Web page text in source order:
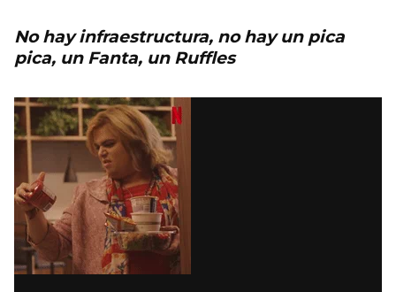
No hay infraestructura, no hay un pica
pica, un Fanta, un Ruffles